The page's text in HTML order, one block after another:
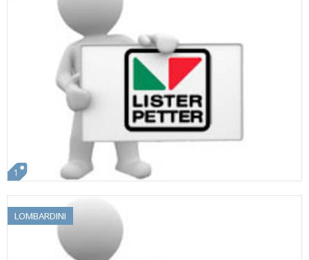
1
LOMBARDINI